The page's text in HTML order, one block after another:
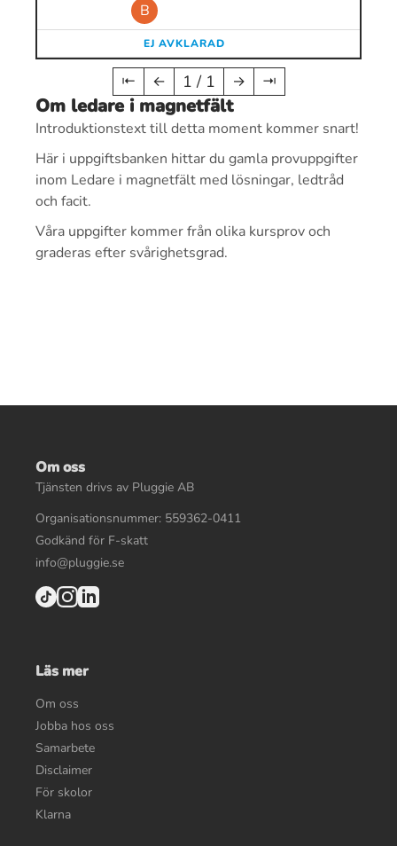
B
EJ AVKLARAD
⇤ ← 1 / 1 → ⇥
Om ledare i magnetfält
Introduktionstext till detta moment kommer snart!
Här i uppgiftsbanken hittar du gamla provuppgifter
inom Ledare i magnetfält med lösningar, ledtråd
och facit.
Våra uppgifter kommer från olika kursprov och
graderas efter svårighetsgrad.
Om oss
Tjänsten drivs av Pluggie AB
Organisationsnummer: 559362-0411
Godkänd för F-skatt
info@pluggie.se
Läs mer
Om oss
Jobba hos oss
Samarbete
Disclaimer
För skolor
Klarna